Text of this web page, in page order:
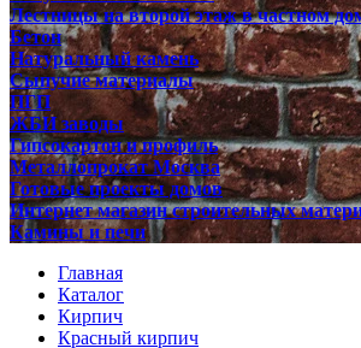
Лестницы на второй этаж в частном
Бетон
Натуральный камень
Сыпучие материалы
ПГП
ЖБИ заводы
Гипсокартон и профиль
Металлопрокат Москва
Готовые проекты домов
Интернет магазин строительных
Камины и печи
Главная
Каталог
Кирпич
Красный кирпич